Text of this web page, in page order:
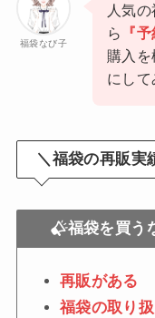
福袋なび子
人気
ら
『
購入
にし
＼福袋の再販実
福袋を買う
再販がある
福袋の取り